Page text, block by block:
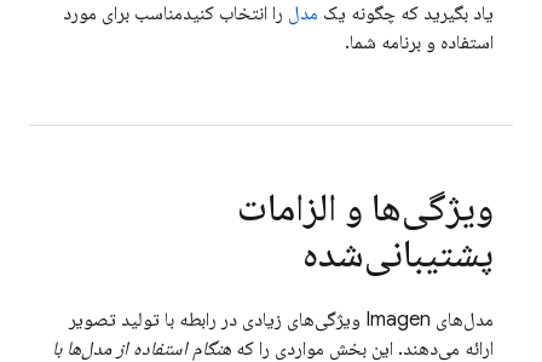
یاد بگیرید که چگونه یک مدل را انتخاب کنیدمناسب برای مورد
استفاده و برنامه شما.
ویژگی‌ها و الزامات
پشتیبانی‌شده
مدل‌های Imagen ویژگی‌های زیادی در رابطه با تولید تصویر
ارائه می‌دهند. این بخش مواردی را که هنگام استفاده از مدل‌ها با